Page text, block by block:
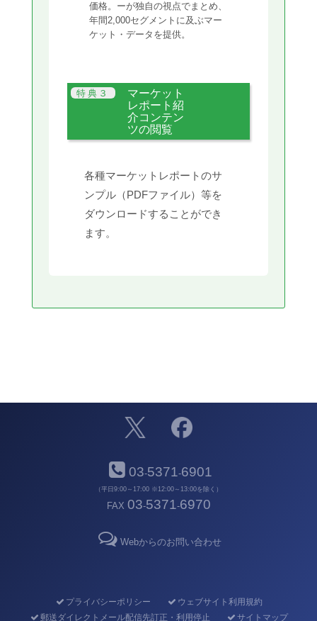
価格。ーが独自の視点でまとめ、
年間2,000セグメントに及ぶマー
ケット・データを提供。
マーケット
レポート紹
介コンテン
ツの閲覧
各種マーケットレポートのサ
ンプル（PDFファイル）等を
ダウンロードすることができ
ます。
03-5371-6901
（平日9:00～17:00 ※12:00～13:00を除く）
FAX 03-5371-6970
Webからのお問い合わせ
プライバシーポリシー
ウェブサイト利用規約
郵送ダイレクトメール配信先訂正・利用停止
サイトマップ